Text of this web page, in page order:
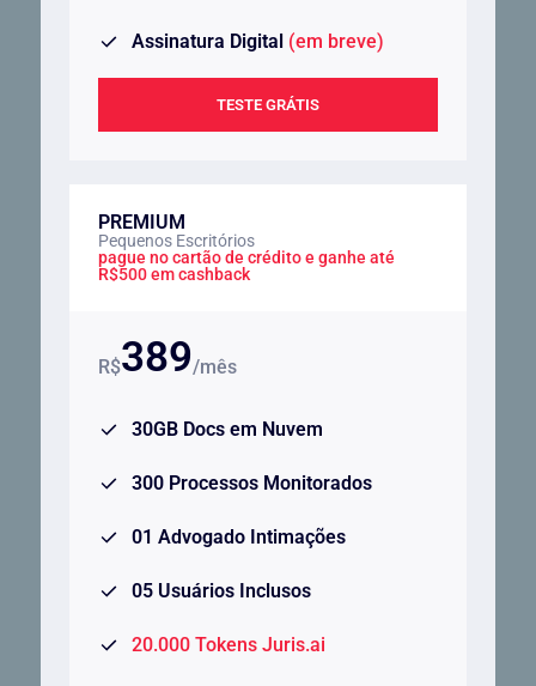
Assinatura Digital (em breve)
TESTE GRÁTIS
PREMIUM
Pequenos Escritórios
pague no cartão de crédito e ganhe até
R$500 em cashback
R$389/mês
30GB Docs em Nuvem
300 Processos Monitorados
01 Advogado Intimações
05 Usuários Inclusos
20.000 Tokens Juris.ai